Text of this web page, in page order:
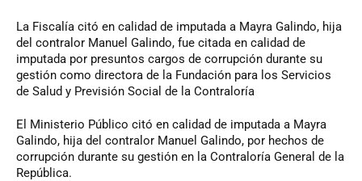
La Fiscalía citó en calidad de imputada a Mayra Galindo, hija
del contralor Manuel Galindo, fue citada en calidad de
imputada por presuntos cargos de corrupción durante su
gestión como directora de la Fundación para los Servicios
de Salud y Previsión Social de la Contraloría
El Ministerio Público citó en calidad de imputada a Mayra
Galindo, hija del contralor Manuel Galindo, por hechos de
corrupción durante su gestión en la Contraloría General de la
República.